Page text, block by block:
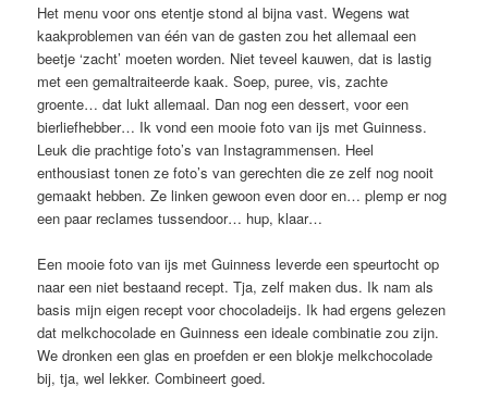
Het menu voor ons etentje stond al bijna vast. Wegens wat
kaakproblemen van één van de gasten zou het allemaal een
beetje ‘zacht’ moeten worden. Niet teveel kauwen, dat is lastig
met een gemaltraiteerde kaak. Soep, puree, vis, zachte
groente… dat lukt allemaal. Dan nog een dessert, voor een
bierliefhebber… Ik vond een mooie foto van ijs met Guinness.
Leuk die prachtige foto’s van Instagrammensen. Heel
enthousiast tonen ze foto’s van gerechten die ze zelf nog nooit
gemaakt hebben. Ze linken gewoon even door en… plemp er nog
een paar reclames tussendoor… hup, klaar…
Een mooie foto van ijs met Guinness leverde een speurtocht op
naar een niet bestaand recept. Tja, zelf maken dus. Ik nam als
basis mijn eigen recept voor chocoladeijs. Ik had ergens gelezen
dat melkchocolade en Guinness een ideale combinatie zou zijn.
We dronken een glas en proefden er een blokje melkchocolade
bij, tja, wel lekker. Combineert goed.